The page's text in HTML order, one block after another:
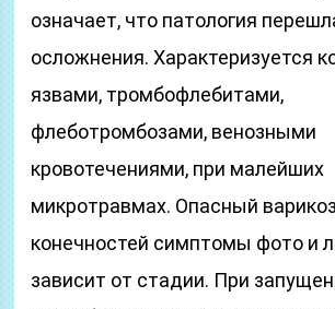
означает, что патология
осложнения. Характеризуется
язвами, тромбофлебитами,
флеботромбозами, венозными
кровотечениями, при малейших
микротравмах. Опасный
конечностей симптомы фото и
зависит от стадии. При